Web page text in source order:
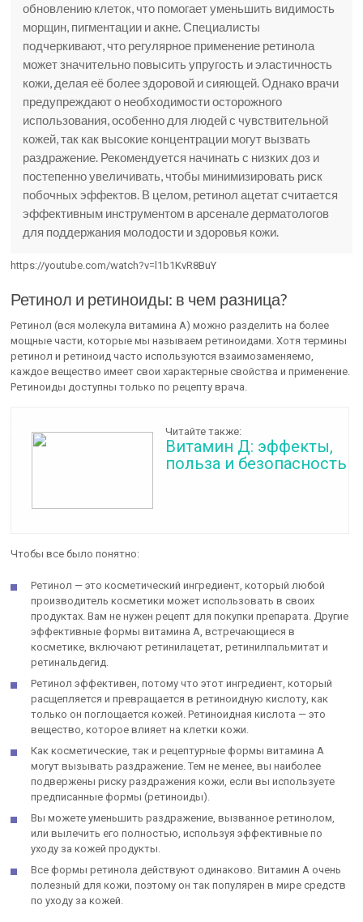
обновлению клеток, что помогает уменьшить видимость
морщин, пигментации и акне. Специалисты
подчеркивают, что регулярное применение ретинола
может значительно повысить упругость и эластичность
кожи, делая её более здоровой и сияющей. Однако врачи
предупреждают о необходимости осторожного
использования, особенно для людей с чувствительной
кожей, так как высокие концентрации могут вызвать
раздражение. Рекомендуется начинать с низких доз и
постепенно увеличивать, чтобы минимизировать риск
побочных эффектов. В целом, ретинол ацетат считается
эффективным инструментом в арсенале дерматологов
для поддержания молодости и здоровья кожи.
https://youtube.com/watch?v=l1b1KvR8BuY
Ретинол и ретиноиды: в чем разница?
Ретинол (вся молекула витамина А) можно разделить на более
мощные части, которые мы называем ретиноидами. Хотя термины
ретинол и ретиноид часто используются взаимозаменяемо,
каждое вещество имеет свои характерные свойства и применение.
Ретиноиды доступны только по рецепту врача.
Читайте также:
Витамин Д: эффекты,
польза и безопасность
Чтобы все было понятно:
Ретинол — это косметический ингредиент, который любой
производитель косметики может использовать в своих
продуктах. Вам не нужен рецепт для покупки препарата. Другие
эффективные формы витамина А, встречающиеся в
косметике, включают ретинилацетат, ретинилпальмитат и
ретинальдегид.
Ретинол эффективен, потому что этот ингредиент, который
расщепляется и превращается в ретиноидную кислоту, как
только он поглощается кожей. Ретиноидная кислота — это
вещество, которое влияет на клетки кожи.
Как косметические, так и рецептурные формы витамина А
могут вызывать раздражение. Тем не менее, вы наиболее
подвержены риску раздражения кожи, если вы используете
предписанные формы (ретиноиды).
Вы можете уменьшить раздражение, вызванное ретинолом,
или вылечить его полностью, используя эффективные по
уходу за кожей продукты.
Все формы ретинола действуют одинаково. Витамин А очень
полезный для кожи, поэтому он так популярен в мире средств
по уходу за кожей.